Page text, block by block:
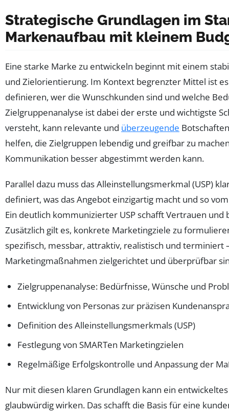
Strategische Grundlagen im
Markenaufbau mit kleinem
Eine starke Marke zu entwickeln beginnt mit einem
und Zielorientierung. Im Kontext begrenzter Mittel ist
definieren, wer die Wunschkunden sind und welche
Zielgruppenanalyse ist dabei der erste und wichtigste
versteht, kann relevante und überzeugende
helfen, die Zielgruppen lebendig und greifbar zu
Kommunikation besser abgestimmt werden kann.
Parallel dazu muss das Alleinstellungsmerkmal (USP)
definiert, was das Angebot einzigartig macht und so
Ein deutlich kommunizierter USP schafft Vertrauen und
Zusätzlich gilt es, konkrete Marketingziele zu
spezifisch, messbar, attraktiv, realistisch und terminiert
Marketingmaßnahmen zielgerichtet und überprüfbar
Zielgruppenanalyse: Bedürfnisse, Wünsche und
Entwicklung von Personas zur präzisen
Definition des Alleinstellungsmerkmals (USP)
Festlegung von SMARTen Marketingzielen
Regelmäßige Erfolgskontrolle und Anpassung der
Nur mit diesen klaren Grundlagen kann ein
glaubwürdig wirken. Das schafft die Basis für eine